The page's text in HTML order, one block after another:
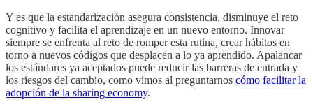
Y es que la estandarización asegura consistencia, disminuye el reto
cognitivo y facilita el aprendizaje en un nuevo entorno. Innovar
siempre se enfrenta al reto de romper esta rutina, crear hábitos en
torno a nuevos códigos que desplacen a lo ya aprendido. Apalancar
los estándares ya aceptados puede reducir las barreras de entrada y
los riesgos del cambio, como vimos al preguntarnos cómo facilitar la
adopción de la sharing economy.